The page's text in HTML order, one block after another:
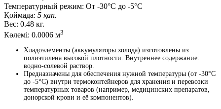
Температурный режим: От -30°С до -5°С
Қоймада: 5 қап.
Вес: 0.48 кг.
Көлемі: 0.0006 м3
Хладоэлементы (аккумуляторы холода) изготовлены из
полиэтилена высокой плотности. Внутреннее содержание:
водно-солевой раствор.
Предназначены для обеспечения нужной температуры (от -30°С
до -5°С) внутри термоконтейнеров для хранения и перевозки
температурных товаров (например, медицинских препаратов,
донорской крови и её компонентов).